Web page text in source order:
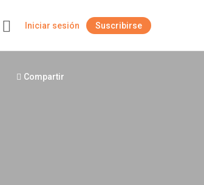
Iniciar sesión Suscribirse
Compartir